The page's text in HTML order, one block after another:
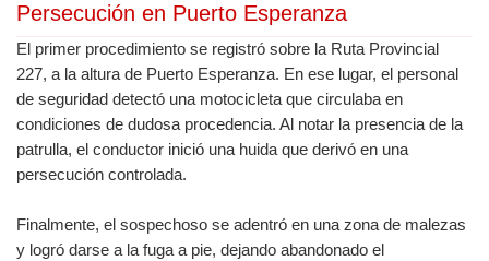
Persecución en Puerto Esperanza
El primer procedimiento se registró sobre la Ruta Provincial
227, a la altura de Puerto Esperanza. En ese lugar, el personal
de seguridad detectó una motocicleta que circulaba en
condiciones de dudosa procedencia. Al notar la presencia de la
patrulla, el conductor inició una huida que derivó en una
persecución controlada.
Finalmente, el sospechoso se adentró en una zona de malezas
y logró darse a la fuga a pie, dejando abandonado el